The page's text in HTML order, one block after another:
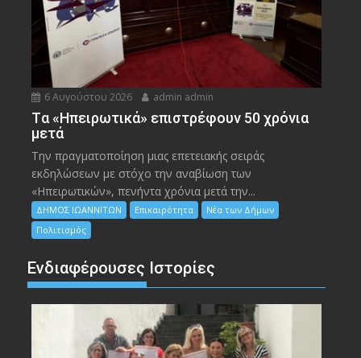
6 Αυγούστου 2026 admin admin
Tα «Ηπειρωτικά» επιστρέφουν 50 χρόνια
μετά
Την πραγματοποίηση μιας επετειακής σειράς
εκδηλώσεων με στόχο την αναβίωση των
«Ηπειρωτικών», πενήντα χρόνια μετά την...
ΔΗΜΟΣ ΙΩΑΝΝΙΤΩΝ Επικαιρότητα
Νέα των Δήμων
Πολιτισμός
Ενδιαφέρουσες Ιστορίες